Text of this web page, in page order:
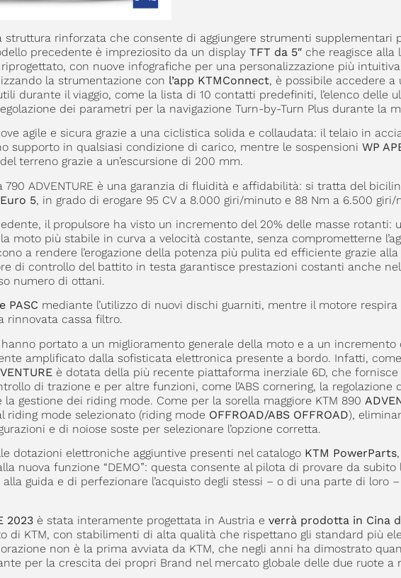
struttura rinforzata che consente di aggiungere strumenti supplementari
precedente è impreziosito da un display TFT da 5″che reagisce alla
con nuove infografiche per una personalizzazione più
la strumentazione con l’app KTMConnect, è possibile accedere a
durante il viaggio, come la lista di 10 contatti predefiniti, l’elenco delle
dei parametri per la navigazione Turn-by-Turn Plus durante la
agile e sicura grazie a una ciclistica solida e collaudata: il telaio in
supporto in qualsiasi condizione di carico, mentre le sospensioni WP
terreno grazie a un’escursione di 200 mm.
790 ADVENTURE è una garanzia di fluidità e affidabilità: si tratta del
5, in grado di erogare 95 CV a 8.000 giri/minuto e 88 Nm a 6.500 giri/
il propulsore ha visto un incremento del 20% delle masse rotanti:
moto più stabile in curva a velocità costante, senza comprometterne
a rendere l’erogazione della potenza più pulita ed efficiente grazie
di controllo del battito in testa garantisce prestazioni costanti anche
numero di ottani.
PASC mediante l’utilizzo di nuovi dischi guarniti, mentre il motore respira
rinnovata cassa filtro.
portato a un miglioramento generale della moto e a un incremento
amplificato dalla sofisticata elettronica presente a bordo. Infatti,
è dotata della più recente piattaforma inerziale 6D, che
di trazione e per altre funzioni, come l’ABS cornering, la regolazione
gestione dei riding mode. Come per la sorella maggiore KTM 890
riding mode selezionato (riding mode OFFROAD/ABS OFFROAD),
e di noiose soste per selezionare l’opzione corretta.
dotazioni elettroniche aggiuntive presenti nel catalogo KTM PowerParts
nuova funzione “DEMO”: questa consente al pilota di provare da subito
alla guida e di perfezionare l’acquisto degli stessi – o di una parte di loro
2023è stata interamente progettata in Austria e verrà prodotta in Cina
di KTM, con stabilimenti di alta qualità che rispettano gli standard più
non è la prima avviata da KTM, che negli anni ha dimostrato
per la crescita dei propri Brand nel mercato globale delle due ruote a